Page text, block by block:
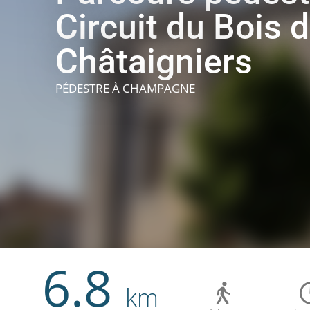
Circuit du Bois
Châtaigniers
PÉDESTREÀ CHAMPAGNE
6.8 km